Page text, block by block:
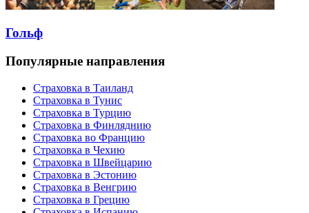
Гольф
Популярные направления
Страховка в Таиланд
Страховка в Тунис
Страховка в Турцию
Страховка в Финляднию
Страховка во Францию
Страховка в Чехию
Страховка в Швейцарию
Страховка в Эстонию
Страховка в Венгрию
Страховка в Грецию